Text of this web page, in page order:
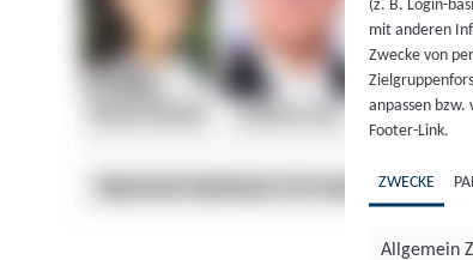
(z. B. Login-
mit anderen
Zwecke von
anpassen
Footer-Link.
ZWECKE
Allgemein